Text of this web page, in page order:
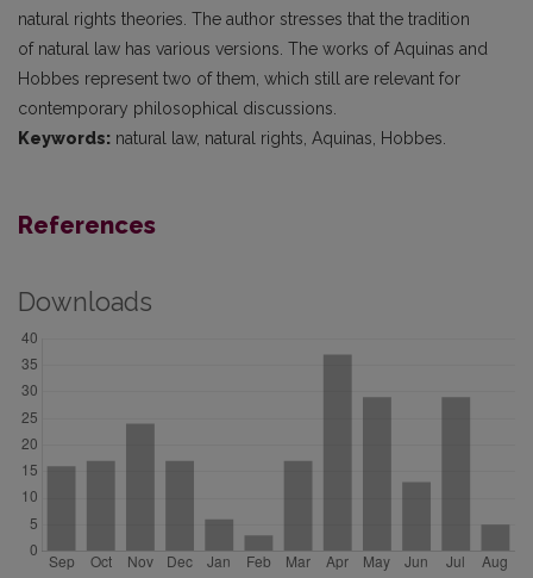
natural rights theories. The author stresses that the tradition
of natural law has various versions. The works of Aquinas and
Hobbes represent two of them, which still are relevant for
contemporary philosophical discussions.
Keywords: natural law, natural rights, Aquinas, Hobbes.
References
Downloads